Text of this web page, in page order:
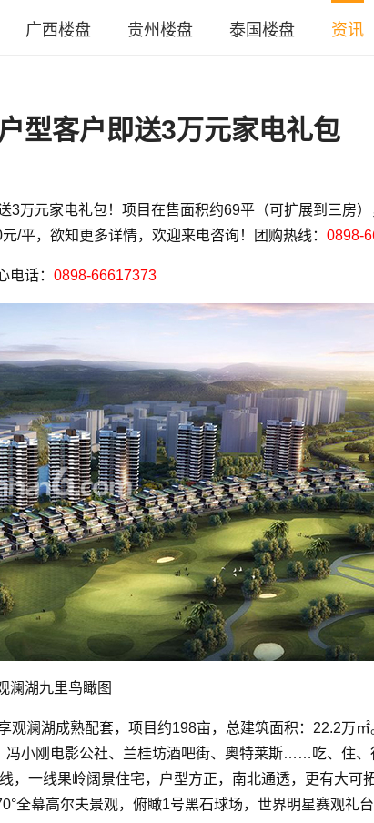
广西楼盘 贵州楼盘 泰国楼盘 资讯
型客户即送3万元家电礼包
3万元家电礼包！项目在售面积约69平（可扩展到三房
/平，欲知更多详情，欢迎来电咨询！团购热线： 0898-
电话： 0898-66617373
澜湖九里鸟瞰图
观澜湖成熟配套，项目约198亩，总建筑面积：22.2万
小刚电影公社、兰桂坊酒吧街、奥特莱斯……吃、住、
，一线果岭阔景住宅，户型方正，南北通透，更有大可
全幕高尔夫景观，俯瞰1号黑石球场，世界明星赛观礼台